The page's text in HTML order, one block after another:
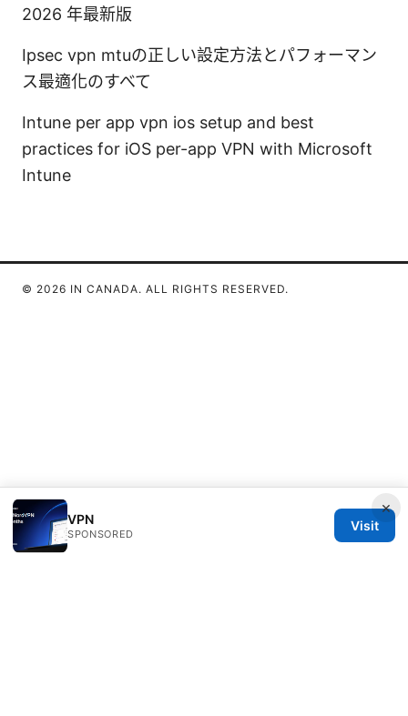
2026 年最新版
Ipsec vpn mtuの正しい設定方法とパフォーマン
ス最適化のすべて
Intune per app vpn ios setup and best
practices for iOS per-app VPN with Microsoft
Intune
×
VPN
SPONSORED
Visit
© 2026 IN CANADA. ALL RIGHTS RESERVED.